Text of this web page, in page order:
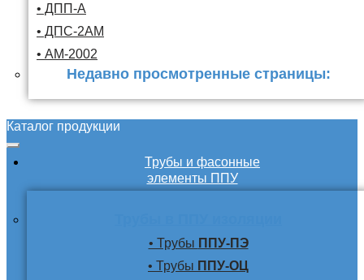
• ДПП-А
• ДПС-2АМ
• АМ-2002
Недавно просмотренные страницы:
Каталог продукции
Трубы и фасонные
элементы ППУ
• Трубы ППУ-ПЭ
• Трубы ППУ-ОЦ